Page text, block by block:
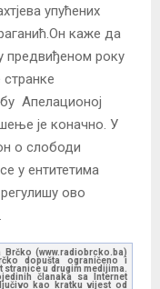
упућених
каже да
предвиђеном року
Апелационој
је коначно. У
о слободи
у ентитетима
ово
(www.radiobrcko.ba)
dopušta ograničeno i
u drugim medijima.
članaka sa Internet
kao kratku vijest od